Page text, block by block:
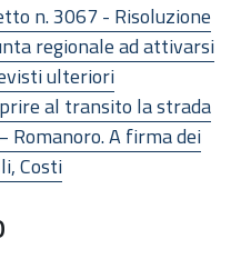
n. 3067 - Risoluzione
regionale ad attivarsi
ulteriori
al transito la strada
Romanoro. A firma dei
Costi